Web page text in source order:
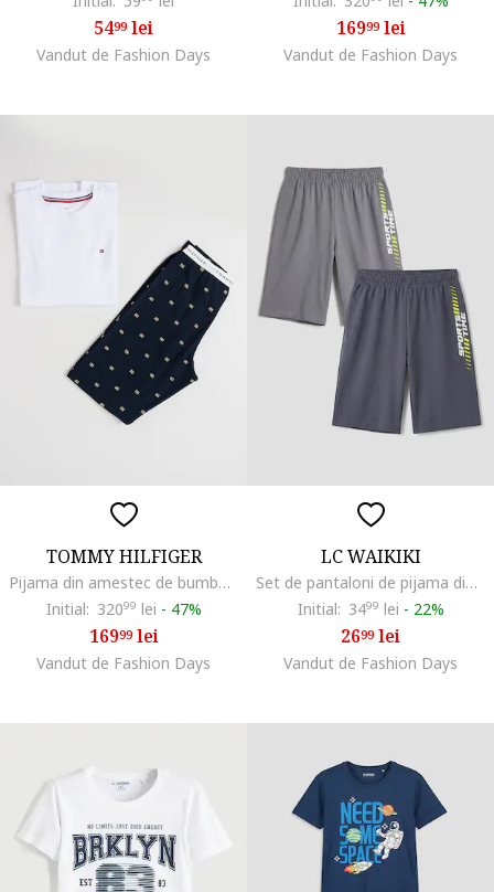
5499lei
Vandut de Fashion Days
16999lei
Vandut de Fashion Days
TOMMY HILFIGER
Pijama din amestec de bumbac cu pantaloni lungi, Alb/Bleumarin
Initial: 32099 lei - 47%
16999lei
Vandut de Fashion Days
LC WAIKIKI
Set de pantaloni de pijama din bumbac - 2 piese, Gri/Gri inchis
Initial: 3499 lei - 22%
2699lei
Vandut de Fashion Days